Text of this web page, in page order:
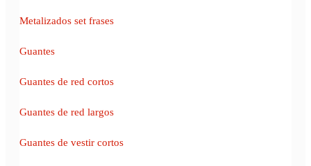
Metalizados set frases
Guantes
Guantes de red cortos
Guantes de red largos
Guantes de vestir cortos